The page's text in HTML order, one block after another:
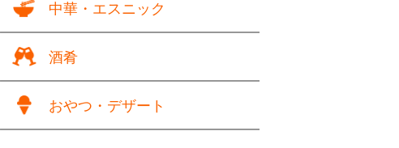
中華・エスニック
酒肴
おやつ・デザート